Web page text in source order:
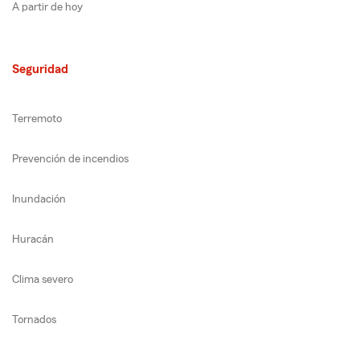
A partir de hoy
Seguridad
Terremoto
Prevención de incendios
Inundación
Huracán
Clima severo
Tornados